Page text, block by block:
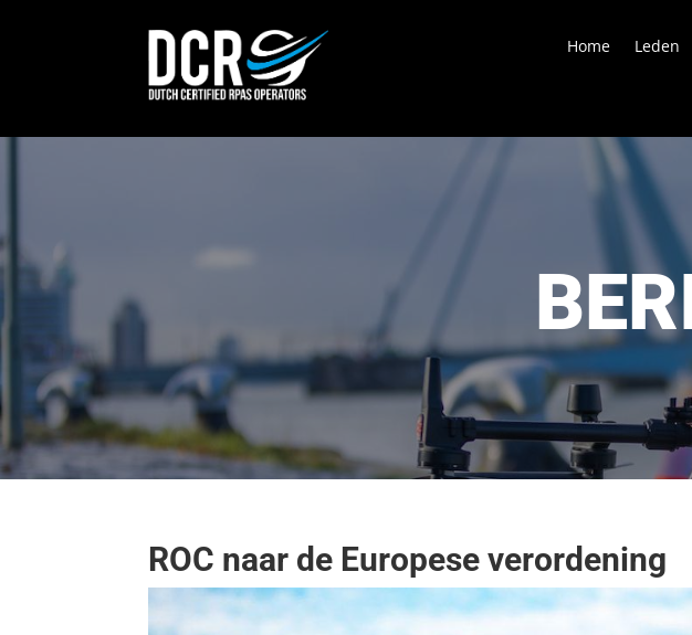
Home Leden
ROC naar de Europese verordening